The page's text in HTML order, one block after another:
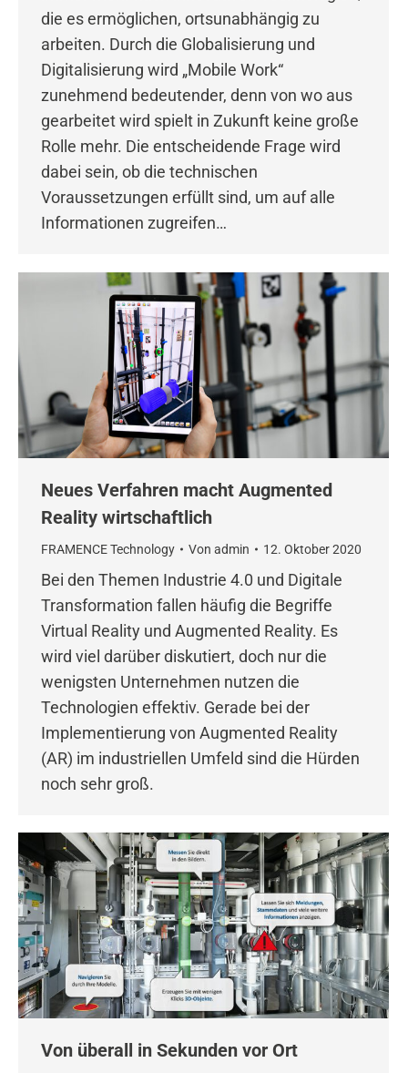
die es ermöglichen, ortsunabhängig zu
arbeiten. Durch die Globalisierung und
Digitalisierung wird „Mobile Work“
zunehmend bedeutender, denn von wo aus
gearbeitet wird spielt in Zukunft keine große
Rolle mehr. Die entscheidende Frage wird
dabei sein, ob die technischen
Voraussetzungen erfüllt sind, um auf alle
Informationen zugreifen…
Neues Verfahren macht Augmented
Reality wirtschaftlich
FRAMENCE Technology Von admin 12. Oktober 2020
Bei den Themen Industrie 4.0 und Digitale
Transformation fallen häufig die Begriffe
Virtual Reality und Augmented Reality. Es
wird viel darüber diskutiert, doch nur die
wenigsten Unternehmen nutzen die
Technologien effektiv. Gerade bei der
Implementierung von Augmented Reality
(AR) im industriellen Umfeld sind die Hürden
noch sehr groß.
Von überall in Sekunden vor Ort